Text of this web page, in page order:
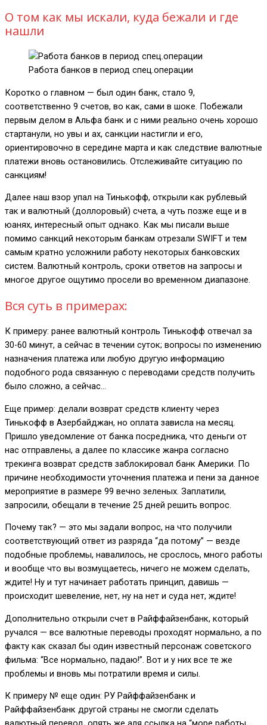
О том как мы искали, куда бежали и где
нашли
Работа банков в период спец.операции
Коротко о главном — был один банк, стало 9,
соответственно 9 счетов, во как, сами в шоке. Побежали
первым делом в Альфа банк и с ними реально очень хорошо
стартанули, но увы и ах, санкции настигли и его,
ориентировочно в середине марта и как следствие валютные
платежи вновь остановились. Отслеживайте ситуацию по
санкциям!
Далее наш взор упал на Тинькофф, открыли как рублевый
так и валютный (доллоровый) счета, а чуть позже еще и в
юанях, интересный опыт однако. Как мы писали выше
помимо санкций некоторым банкам отрезали SWIFT и тем
самым кратно усложнили работу некоторых банковских
систем. Валютный контроль, сроки ответов на запросы и
многое другое ощутимо просели во временном диапазоне.
Вся суть в примерах:
К примеру: ранее валютный контроль Тинькофф отвечал за
30-60 минут, а сейчас в течении суток; вопросы по изменению
назначения платежа или любую другую информацию
подобного рода связанную с переводами средств получить
было сложно, а сейчас…
Еще пример: делали возврат средств клиенту через
Тинькофф в Азербайджан, но оплата зависла на месяц.
Пришло уведомление от банка посредника, что деньги от
нас отправлены, а далее по классике жанра согласно
трекинга возврат средств заблокировал банк Америки. По
причине необходимости уточнения платежа и пени за данное
мероприятие в размере 99 вечно зеленых. Заплатили,
запросили, обещали в течение 25 дней решить вопрос.
Почему так? — это мы задали вопрос, на что получили
соответствующий ответ из разряда “да потому” — везде
подобные проблемы, навалилось, не срослось, много работы
и вообще что вы возмущаетесь, ничего не можем сделать,
ждите! Ну и тут начинает работать принцип, давишь —
происходит шевеление, нет, ну на нет и суда нет, ждите!
Дополнительно открыли счет в Райффайзенбанк, который
ручался — все валютные переводы проходят нормально, а по
факту как сказал бы один известный персонаж советского
фильма: “Все нормально, падаю!”. Вот и у них все те же
проблемы и вновь мы потратили время и силы.
К примеру № еще один: РУ Райффайзенбанк и
Райффайзенбанк другой страны не смогли сделать